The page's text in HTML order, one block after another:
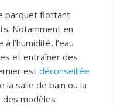
parquet flottant
Notamment en
l’humidité, l’eau
et entraîner des
est déconseillée
la salle de bain ou la
des modèles